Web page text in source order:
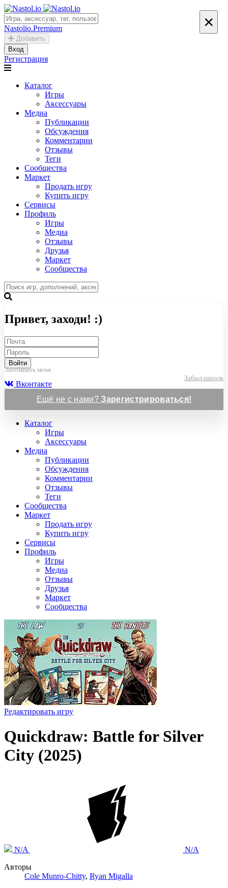
Nastolio.Premium
Добавить
Вход
Регистрация
Каталог
Игры
Аксессуары
Медиа
Публикации
Обсуждения
Комментарии
Отзывы
Теги
Сообщества
Маркет
Продать игру
Купить игру
Сервисы
Профиль
Игры
Медиа
Отзывы
Друзья
Маркет
Сообщества
×
Привет, заходи! :)
Войти
Запомнить меня
Забыл пароль
Вконтакте
Ещё не с нами?Зарегистрироваться!
Каталог
Игры
Аксессуары
Медиа
Публикации
Обсуждения
Комментарии
Отзывы
Теги
Сообщества
Маркет
Продать игру
Купить игру
Сервисы
Профиль
Игры
Медиа
Отзывы
Друзья
Маркет
Сообщества
Редактировать игру
Quickdraw: Battle for Silver
City (2025)
N/A
N/A
Авторы
Cole Munro-Chitty, Ryan Migalla